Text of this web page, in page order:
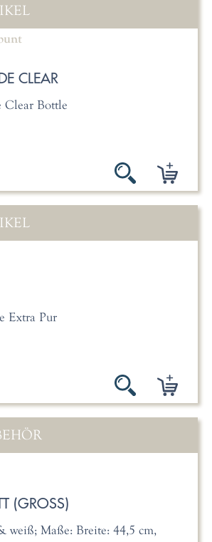
CLEAR
Clear Bottle
Extra Pur
(GROSS)
weiß; Maße: Breite: 44,5 cm,